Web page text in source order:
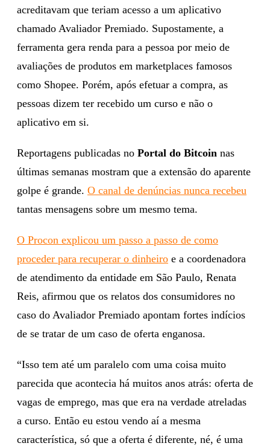
acreditavam que teriam acesso a um aplicativo
chamado Avaliador Premiado. Supostamente, a
ferramenta gera renda para a pessoa por meio de
avaliações de produtos em marketplaces famosos
como Shopee. Porém, após efetuar a compra, as
pessoas dizem ter recebido um curso e não o
aplicativo em si.
Reportagens publicadas no Portal do Bitcoin nas
últimas semanas mostram que a extensão do aparente
golpe é grande. O canal de denúncias nunca recebeu
tantas mensagens sobre um mesmo tema.
O Procon explicou um passo a passo de como
proceder para recuperar o dinheiro e a coordenadora
de atendimento da entidade em São Paulo, Renata
Reis, afirmou que os relatos dos consumidores no
caso do Avaliador Premiado apontam fortes indícios
de se tratar de um caso de oferta enganosa.
“Isso tem até um paralelo com uma coisa muito
parecida que acontecia há muitos anos atrás: oferta de
vagas de emprego, mas que era na verdade atreladas
a curso. Então eu estou vendo aí a mesma
característica, só que a oferta é diferente, né, é uma